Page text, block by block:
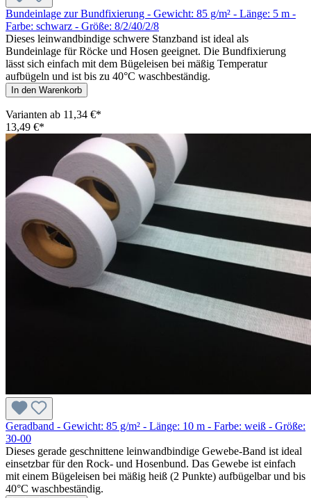
Bundeinlage zur Bundfixierung - Gewicht: 85 g/m² - Länge: 5 m -
Farbe: schwarz - Größe: 8/2/40/2/8
Dieses leinwandbindige schwere Stanzband ist ideal als
Bundeinlage für Röcke und Hosen geeignet. Die Bundfixierung
lässt sich einfach mit dem Bügeleisen bei mäßig Temperatur
aufbügeln und ist bis zu 40°C waschbeständig.
In den Warenkorb
Varianten ab 11,34 €*
13,49 €*
Geradband - Gewicht: 85 g/m² - Länge: 10 m - Farbe: weiß - Größe:
30-00
Dieses gerade geschnittene leinwandbindige Gewebe-Band ist ideal
einsetzbar für den Rock- und Hosenbund. Das Gewebe ist einfach
mit einem Bügeleisen bei mäßig heiß (2 Punkte) aufbügelbar und bis
40°C waschbeständig.